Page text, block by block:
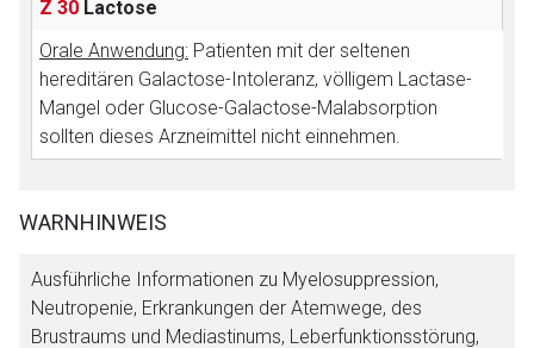
Z 30 Lactose
Orale Anwendung: Patienten mit der seltenen
hereditären Galactose-Intoleranz, völligem Lactase-
Mangel oder Glucose-Galactose-Malabsorption
sollten dieses Arzneimittel nicht einnehmen.
WARNHINWEIS
Ausführliche Informationen zu Myelosuppression,
Neutropenie, Erkrankungen der Atemwege, des
Brustraums und Mediastinums, Leberfunktionsstörung,
Aufruf einer externen Seite